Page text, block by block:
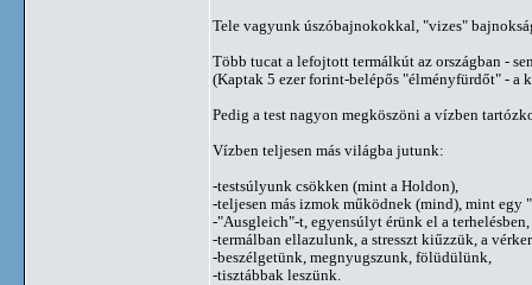
Tele vagyunk úszóbajnokokkal, "vizes"
Több tucat a lefojtott termálkút az országban -
(Kaptak 5 ezer forint-belépős "élményfürdőt" - a
Pedig a test nagyon megköszöni a vízben
Vízben teljesen más világba jutunk:
-testsúlyunk csökken (mint a Holdon),
-teljesen más izmok működnek (mind), mint egy
-"Ausgleich"-t, egyensúlyt érünk el a terhelésben,
-termálban ellazulunk, a stresszt kiűzzük, a
-beszélgetünk, megnyugszunk, fölüdülünk,
-tisztábbak leszünk.